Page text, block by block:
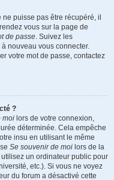
puisse pas être récupéré, il
vous sur la page de
de passe. Suivez les
nouveau vous connecter.
votre mot de passe, contactez
?
moi lors de votre connexion,
déterminée. Cela empêche
insu en utilisant le même
Se souvenir de moi lors de la
un ordinateur public pour
etc.). Si vous ne voyez
du forum a désactivé cette